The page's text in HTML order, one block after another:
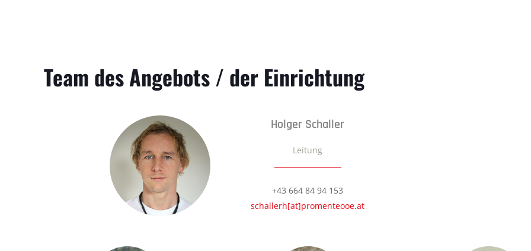
Team des Angebots / der Einrichtung
Holger Schaller
Leitung
+43 664 84 94 153
schallerh[at]promenteooe.at